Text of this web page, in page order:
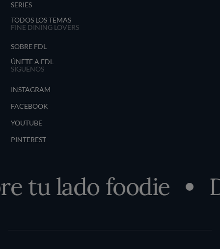
SERIES
TODOS LOS TEMAS
FINE DINING LOVERS
SOBRE FDL
ÚNETE A FDL
SÍGUENOS
INSTAGRAM
FACEBOOK
YOUTUBE
PINTEREST
tu lado foodie